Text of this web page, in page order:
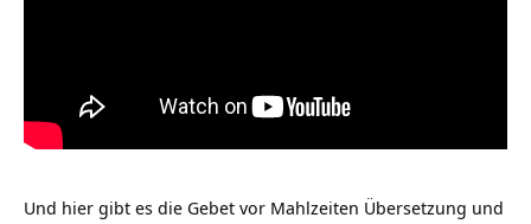
Und hier gibt es die Gebet vor Mahlzeiten Übersetzung und